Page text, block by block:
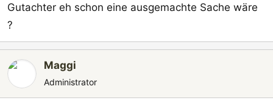
Gutachter eh schon eine ausgemachte Sache wäre
?
Maggi
Administrator